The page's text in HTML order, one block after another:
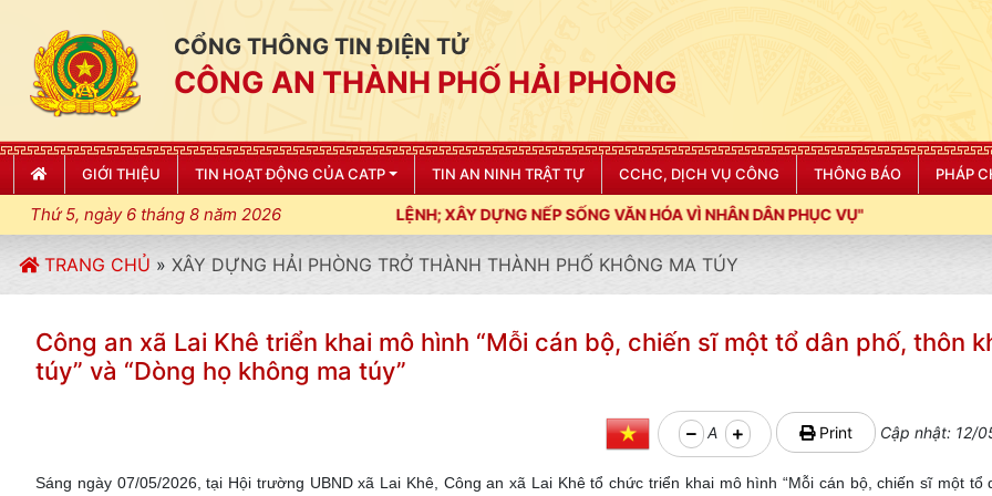
CỔNG THÔNG TIN ĐIỆN TỬ
CÔNG AN THÀNH PHỐ HẢI PHÒNG
GIỚI THIỆU TIN HOẠT ĐỘNG CỦA CATP TIN AN NINH TRẬT TỰ CCHC, DỊCH VỤ CÔNG THÔNG BÁO PHÁP
Thứ 5, ngày 6 tháng 8 năm 2026
KỶ CƯƠNG, ĐIỀU LỆNH; XÂY DỰNG NẾP SỐNG VĂN HÓA VÌ NHÂN DÂN PHỤC VỤ"
TRANG CHỦ » XÂY DỰNG HẢI PHÒNG TRỞ THÀNH THÀNH PHỐ KHÔNG MA TÚY
Công an xã Lai Khê triển khai mô hình “Mỗi cán bộ, chiến sĩ một tổ dân phố, thôn
túy” và “Dòng họ không ma túy”
A Print Cập nhật: 12/
Sáng ngày 07/05/2026, tại Hội trường UBND xã Lai Khê, Công an xã Lai Khê tổ chức triển khai mô hình “Mỗi cán bộ, chiến sĩ một tổ